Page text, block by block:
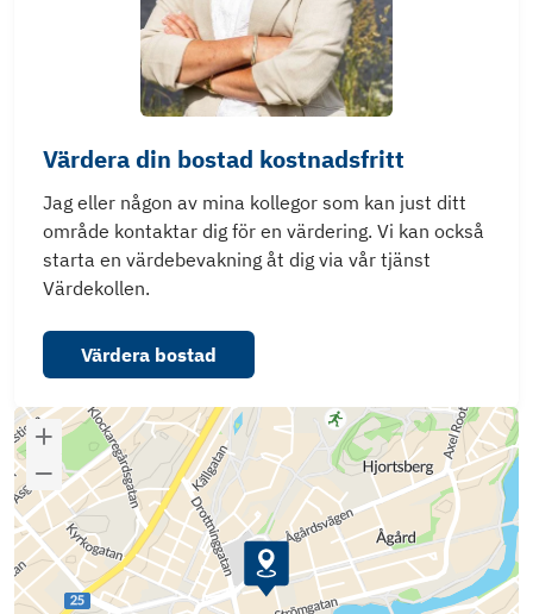
Värdera din bostad kostnadsfritt
Jag eller någon av mina kollegor som kan just ditt
område kontaktar dig för en värdering. Vi kan också
starta en värdebevakning åt dig via vår tjänst
Värdekollen.
Värdera bostad